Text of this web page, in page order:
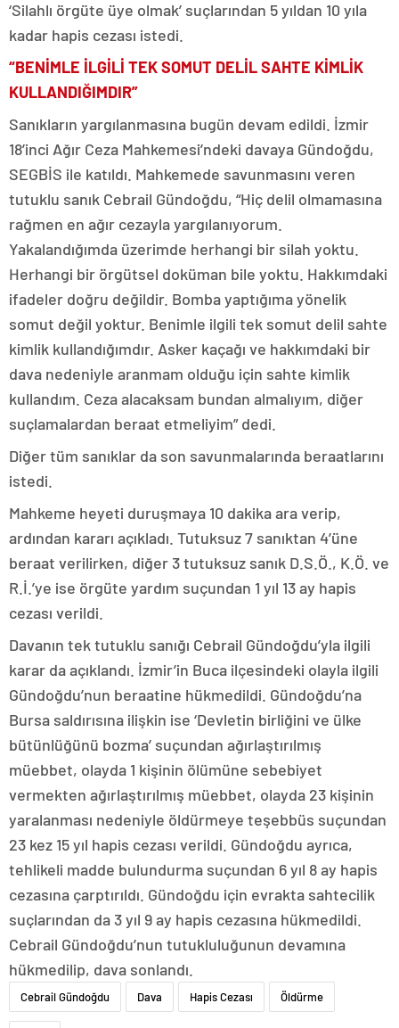
‘Silahlı örgüte üye olmak’ suçlarından 5 yıldan 10 yıla
kadar hapis cezası istedi.
“BENİMLE İLGİLİ TEK SOMUT DELİL SAHTE KİMLİK
KULLANDIĞIMDIR”
Sanıkların yargılanmasına bugün devam edildi. İzmir
18’inci Ağır Ceza Mahkemesi’ndeki davaya Gündoğdu,
SEGBİS ile katıldı. Mahkemede savunmasını veren
tutuklu sanık Cebrail Gündoğdu, “Hiç delil olmamasına
rağmen en ağır cezayla yargılanıyorum.
Yakalandığımda üzerimde herhangi bir silah yoktu.
Herhangi bir örgütsel doküman bile yoktu. Hakkımdaki
ifadeler doğru değildir. Bomba yaptığıma yönelik
somut değil yoktur. Benimle ilgili tek somut delil sahte
kimlik kullandığımdır. Asker kaçağı ve hakkımdaki bir
dava nedeniyle aranmam olduğu için sahte kimlik
kullandım. Ceza alacaksam bundan almalıyım, diğer
suçlamalardan beraat etmeliyim” dedi.
Diğer tüm sanıklar da son savunmalarında beraatlarını
istedi.
Mahkeme heyeti duruşmaya 10 dakika ara verip,
ardından kararı açıkladı. Tutuksuz 7 sanıktan 4’üne
beraat verilirken, diğer 3 tutuksuz sanık D.S.Ö., K.Ö. ve
R.İ.’ye ise örgüte yardım suçundan 1 yıl 13 ay hapis
cezası verildi.
Davanın tek tutuklu sanığı Cebrail Gündoğdu’yla ilgili
karar da açıklandı. İzmir’in Buca ilçesindeki olayla ilgili
Gündoğdu’nun beraatine hükmedildi. Gündoğdu’na
Bursa saldırısına ilişkin ise ‘Devletin birliğini ve ülke
bütünlüğünü bozma’ suçundan ağırlaştırılmış
müebbet, olayda 1 kişinin ölümüne sebebiyet
vermekten ağırlaştırılmış müebbet, olayda 23 kişinin
yaralanması nedeniyle öldürmeye teşebbüs suçundan
23 kez 15 yıl hapis cezası verildi. Gündoğdu ayrıca,
tehlikeli madde bulundurma suçundan 6 yıl 8 ay hapis
cezasına çarptırıldı. Gündoğdu için evrakta sahtecilik
suçlarından da 3 yıl 9 ay hapis cezasına hükmedildi.
Cebrail Gündoğdu’nun tutukluluğunun devamına
hükmedilip, dava sonlandı.
Cebrail Gündoğdu Dava Hapis Cezası Öldürme